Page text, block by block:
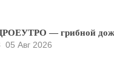
— грибной
05 Авг 2026